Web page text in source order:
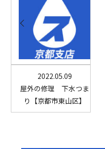
2022.05.09
屋外の修理 下水つま
り【京都市東山区】